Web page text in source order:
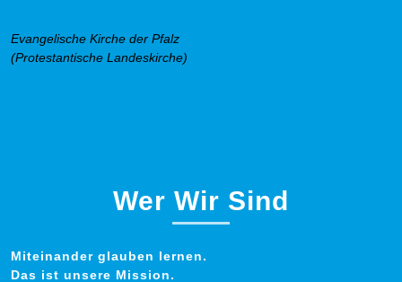
Evangelische Kirche der Pfalz
(Protestantische Landeskirche)
Wer Wir Sind
Miteinander glauben lernen.
Das ist unsere Mission.